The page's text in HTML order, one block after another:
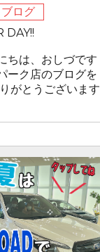
ログ
DAY!!
ちは、おしづです
ーク店のブログを
がとうございます